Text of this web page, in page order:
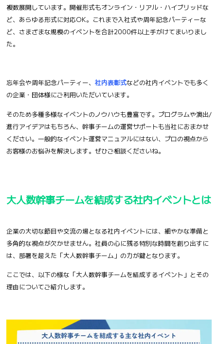
複数展開しています。開催形式もオンライン・リアル・ハイブリッドな
ど、あらゆる形式に対応OK。これまで入社式や周年記念パーティーな
ど、さまざまな規模のイベントを合計2000件以上手がけてまいりまし
た。
忘年会や周年記念パーティー、 社内表彰式などの社内イベントでも多く
の企業・団体様にご利用いただいています。
そのため多種多様なイベントのノウハウも豊富です。プログラムや演出/
進行アイデアはもちろん、幹事チームの運営サポートも当社におまかせ
ください。一般的なイベント運営マニュアルにはない、プロの視点から
お客様のお悩みを解決します。ぜひご相談くださいね。
大人数幹事チームを結成する社内イベントとは
企業の大切な節目や交流の場となる社内イベントには、細やかな準備と
多角的な視点が欠かせません。社員の心に残る特別な時間を創り出すに
は、部署を超えた「大人数幹事チーム」の力が鍵となります。
ここでは、以下の様な「大人数幹事チームを結成するイベント」とその
理由についてご紹介します。